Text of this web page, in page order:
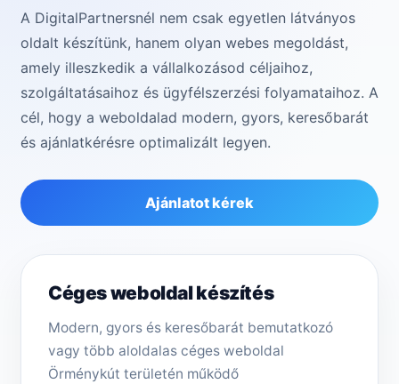
A DigitalPartnersnél nem csak egyetlen látványos
oldalt készítünk, hanem olyan webes megoldást,
amely illeszkedik a vállalkozásod céljaihoz,
szolgáltatásaihoz és ügyfélszerzési folyamataihoz. A
cél, hogy a weboldalad modern, gyors, keresőbarát
és ajánlatkérésre optimalizált legyen.
Ajánlatot kérek
Céges weboldal készítés
Modern, gyors és keresőbarát bemutatkozó
vagy több aloldalas céges weboldal
Örménykút területén működő